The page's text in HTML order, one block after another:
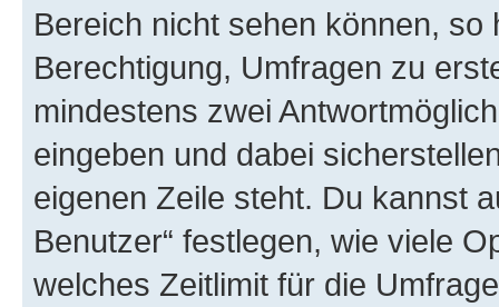
Bereich nicht sehen können,
Berechtigung, Umfragen zu
mindestens zwei
eingeben und dabei
eigenen Zeile steht. Du kannst
Benutzer“ festlegen, wie viele
welches Zeitlimit für die